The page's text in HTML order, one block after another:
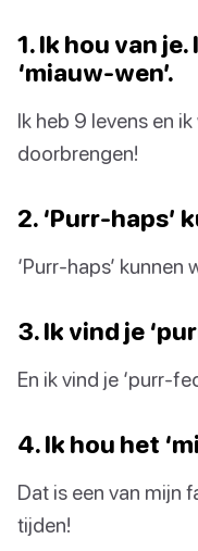
1. Ik hou van
‘miauw-wen’.
Ik heb 9 levens en
doorbrengen!
2. ‘Purr-haps’
‘Purr-haps’ kunnen
3. Ik vind je
En ik vind je ‘purr-
4. Ik hou het
Dat is een van mijn
tijden!